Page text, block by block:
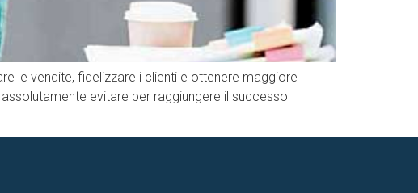
le vendite, fidelizzare i clienti e ottenere maggiore
evitare per raggiungere il successo